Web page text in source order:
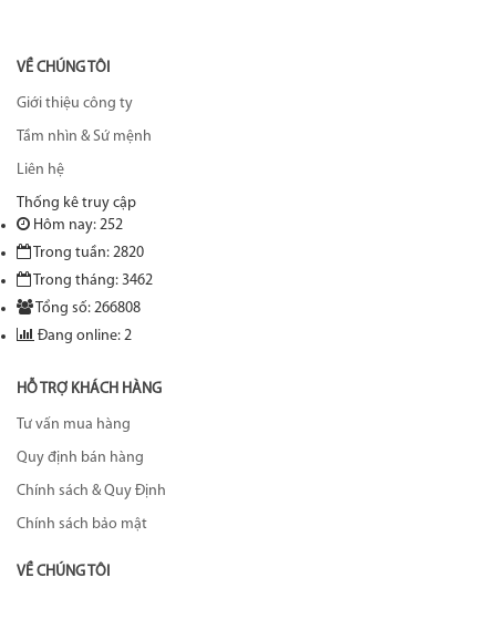
VỀ CHÚNG TÔI
Giới thiệu công ty
Tầm nhìn & Sứ mệnh
Liên hệ
Thống kê truy cập
Hôm nay: 252
Trong tuần: 2820
Trong tháng: 3462
Tổng số: 266808
Đang online: 2
HỖ TRỢ KHÁCH HÀNG
Tư vấn mua hàng
Quy định bán hàng
Chính sách & Quy Định
Chính sách bảo mật
VỀ CHÚNG TÔI